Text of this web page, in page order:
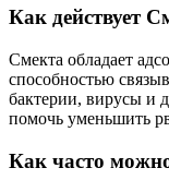
Как действует
Смекта обладает
способностью
бактерии, вирусы и
помочь уменьшить
Как часто